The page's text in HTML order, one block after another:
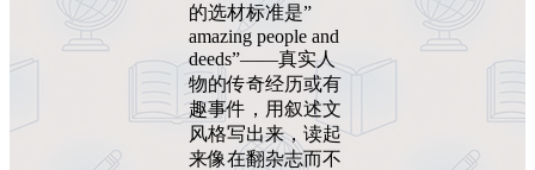
的选材标准是”
amazing people and
deeds”——真实人
物的传奇经历或有
趣事件，用叙述文
风格写出来，读起
来像在翻杂志而不